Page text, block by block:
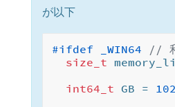
が以下
#ifdef _WIN64
//
size_t
int64_t GB =